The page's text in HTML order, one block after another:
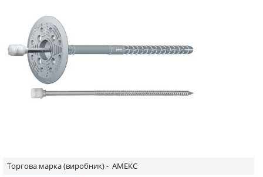
Торгова марка (виробник) - АМЕКС